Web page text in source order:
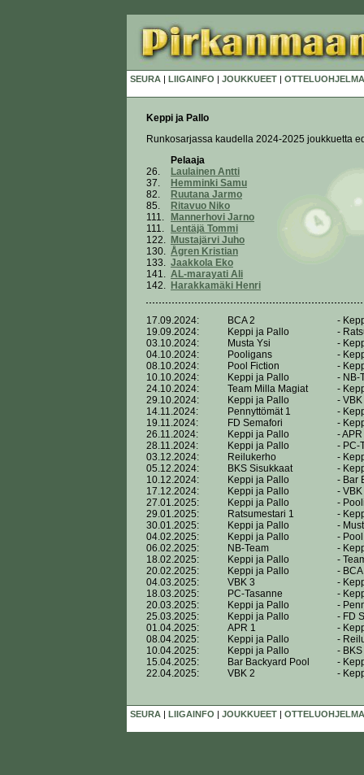
SEURA | LIIGAINFO | JOUKKUEET |
Keppi ja Pallo
Runkosarjassa kaudella 2024-2025 joukkuetta
Pelaaja
26.
Laulainen Antti
37.
Hemminki Samu
82.
Ruutana Jarmo
85.
Ritavuo Niko
111.
Mannerhovi Jarno
111.
Lentäjä Tommi
122. Mustajärvi Juho
130. Ågren Kristian
133. Jaakkola Eko
141. AL-marayati Ali
142. Harakkamäki Henri
17.09.2024: BCA 2
-
19.09.2024:
Keppi ja Pallo
-
03.10.2024:
Musta Ysi
-
04.10.2024:
Pooligans
-
08.10.2024:
Pool Fiction
-
10.10.2024:
Keppi ja Pallo
- NB-
24.10.2024:
Team Milla Magiat
-
29.10.2024:
Keppi ja Pallo
-
14.11.2024:
Pennyttömät 1
-
19.11.2024:
FD Semafori
-
26.11.2024:
Keppi ja Pallo
-
28.11.2024:
Keppi ja Pallo
- PC-
03.12.2024:
Reilukerho
-
05.12.2024:
BKS Sisukkaat
-
10.12.2024:
Keppi ja Pallo
- Bar
17.12.2024:
Keppi ja Pallo
-
27.01.2025:
Keppi ja Pallo
-
29.01.2025:
Ratsumestari 1
-
30.01.2025:
Keppi ja Pallo
-
04.02.2025:
Keppi ja Pallo
-
06.02.2025:
NB-Team
-
18.02.2025:
Keppi ja Pallo
-
20.02.2025:
Keppi ja Pallo
-
04.03.2025:
VBK 3
-
18.03.2025:
PC-Tasanne
-
20.03.2025:
Keppi ja Pallo
-
25.03.2025:
Keppi ja Pallo
- FD
01.04.2025:
APR 1
-
08.04.2025:
Keppi ja Pallo
-
10.04.2025:
Keppi ja Pallo
-
15.04.2025:
Bar Backyard Pool
-
22.04.2025:
VBK 2 -
SEURA | LIIGAINFO | JOUKKUEET |